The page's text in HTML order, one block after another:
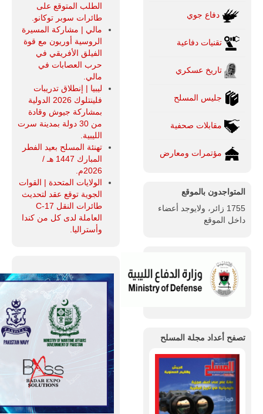
دفاع جوي
تقنيات دفاعية
تاريخ عسكري
جليس المسلح
مقابلات صحفية
مؤتمرات ومعارض
المتواجدون بالموقع
1755 زائر، ولايوجد أعضاء
داخل الموقع
تصفح أعداد مجلة المسلح
الطلب المتوقع على
طائرات سوبر توكانو.
مالي | مشاركة المسيرة
الروسية أوريون مع قوة
الفيلق الأفريقي في
حرب العصابات في
مالي.
ليبيا | إنطلاق تدريبات
فلينتلوك 2026 الدولية
بمشاركة جيوش وقادة
من 30 دولة بمدينة سرت
الليبية.
تهنئة المسلح بعيد الفطر
المبارك 1447 هـ /
2026م.
الولايات المتحدة | القوات
الجوية توقع عقد لتحديث
طائرات النقل C-17
العاملة لدى كل من كندا
وأستراليا.